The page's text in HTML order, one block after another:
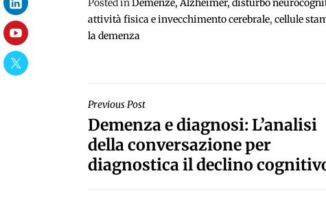
Posted inDemenze, Alzheimer, disturbo
attività fisica e invecchimento cerebrale, cellule
la demenza
NAVIGAZIONE
ARTICOLI
Previous Post
Demenza e diagnosi: L’analisi
della conversazione per
diagnostica il declino
LinkedIn
YouTube
Twitter